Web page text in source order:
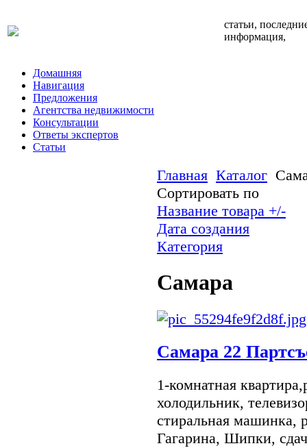
статьи,
информация,
Домашняя
Навигация
Предложения
Агентства недвижимости
Консультации
Ответы экспертов
Статьи
Главная Каталог
Сортировать по
Название товара +/-
Дата создания
Категория
Самара
Самара 22
1-комнатная
холодильник,
стиральная машинка,
Гагарина, Шипки,